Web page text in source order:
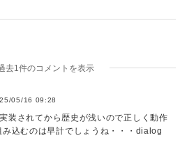
去1件のコメントを表示
05/16 09:28
装されてから歴史が浅いので正しく動作
み込むのは早計でしょうね・・・dialog
異がなくなるのに数年かかったイメージ